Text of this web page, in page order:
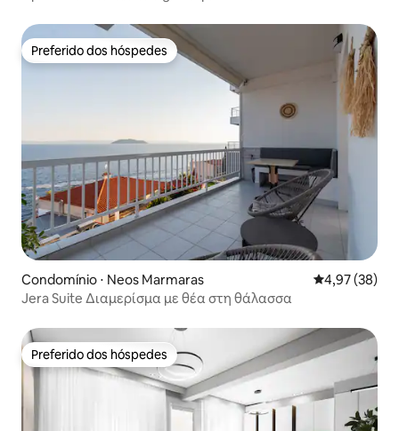
Preferido dos hóspedes
Preferido dos hóspedes
Condomínio ⋅ Neos Marmaras 4,97 de uma
4,97 (38)
Jera Suite Διαμερίσμα με θέα στη θάλασσα
Preferido dos hóspedes
Preferido dos hóspedes